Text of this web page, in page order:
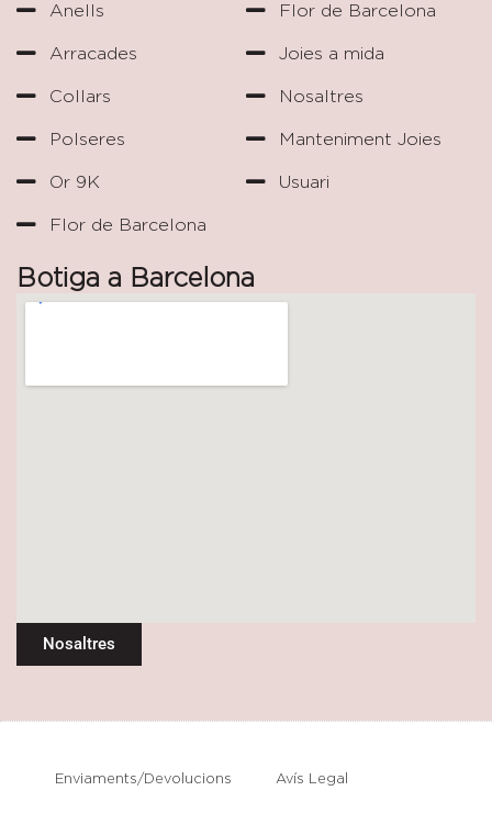
Anells
Arracades
Collars
Polseres
Or 9K
Flor de Barcelona
Flor de Barcelona
Joies a mida
Nosaltres
Manteniment Joies
Usuari
Botiga a Barcelona
Nosaltres
Enviaments/Devolucions Avís Legal